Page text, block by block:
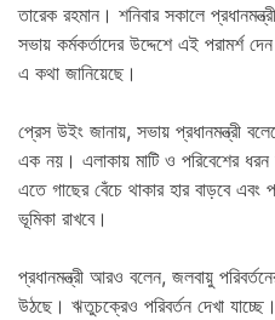
তারেক রহমান। শনিবার সকালে
সভায় কর্মকর্তাদের উদ্দেশে এই পরামর্শ
এ কথা জানিয়েছে।
প্রেস উইং জানায়, সভায় প্রধানমন্ত্রী
এক নয়। এলাকায় মাটি ও পরিবেশের ধরন
এতে গাছের বেঁচে থাকার হার বাড়বে এবং
ভূমিকা রাখবে।
প্রধানমন্ত্রী আরও বলেন, জলবায়ু
উঠছে। ঋতুচক্রেও পরিবর্তন দেখা